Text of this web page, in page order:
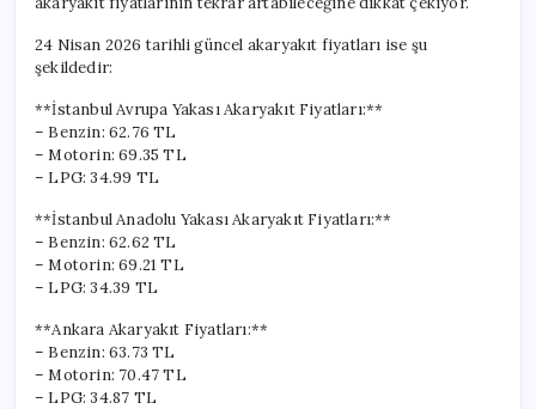
24 Nisan 2026 tarihli güncel akaryakıt fiyatları ise şu
şekildedir:
**İstanbul Avrupa Yakası Akaryakıt Fiyatları:**
– Benzin: 62.76 TL
– Motorin: 69.35 TL
– LPG: 34.99 TL
**İstanbul Anadolu Yakası Akaryakıt Fiyatları:**
– Benzin: 62.62 TL
– Motorin: 69.21 TL
– LPG: 34.39 TL
**Ankara Akaryakıt Fiyatları:**
– Benzin: 63.73 TL
– Motorin: 70.47 TL
– LPG: 34.87 TL